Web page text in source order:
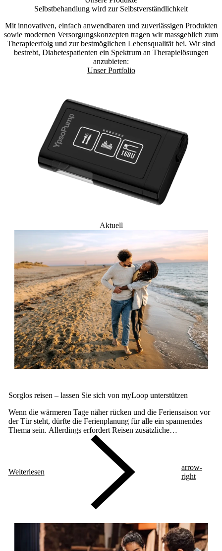
Selbstbehandlung wird zur Selbst­verständlichkeit
Mit innovativen, einfach anwendbaren und zuverlässigen Produkten
sowie modernen Versorgungskonzepten tragen wir massgeblich zum
Therapieerfolg und zur bestmöglichen Lebensqualität bei. Wir sind
bestrebt, Diabetespatienten ein Spektrum an Therapielösungen
anzubieten:
Unser Portfolio
Aktuell
Sorglos reisen – lassen Sie sich von myLoop unterstützen
Wenn die wärmeren Tage näher rücken und die Feriensaison vor
der Tür steht, dürfte die Ferienplanung für alle ein spannendes
Thema sein. Allerdings erfordert Reisen zusätzliche
Weiterlesen
arrow-
right